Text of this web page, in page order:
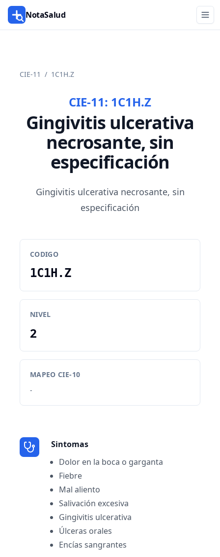
NotaSalud
CIE-11 / 1C1H.Z
CIE-11: 1C1H.Z
Gingivitis ulcerativa
necrosante, sin
especificación
Gingivitis ulcerativa necrosante, sin
especificación
CODIGO
1C1H.Z
NIVEL
2
MAPEO CIE-10
-
Sintomas
Dolor en la boca o garganta
Fiebre
Mal aliento
Salivación excesiva
Gingivitis ulcerativa
Úlceras orales
Encías sangrantes